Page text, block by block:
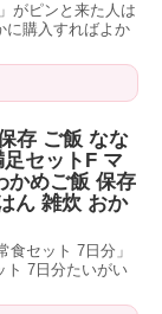
がピンと来た人は
購入すればよか
存 ご飯 なな
セットF マ
かめご飯 保存
ん 雑炊 おか
セット 7日分」
ト 7日分たいがい